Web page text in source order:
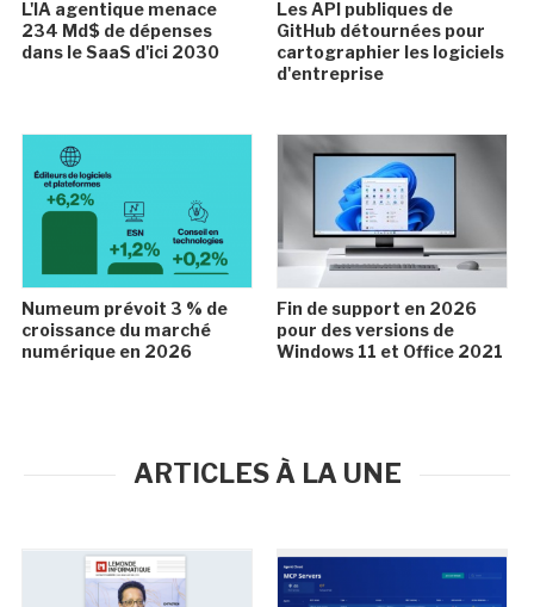
L'IA agentique menace
234 Md$ de dépenses
dans le SaaS d'ici 2030
Les API publiques de
GitHub détournées pour
cartographier les logiciels
d'entreprise
Numeum prévoit 3 % de
croissance du marché
numérique en 2026
Fin de support en 2026
pour des versions de
Windows 11 et Office 2021
ARTICLES À LA UNE